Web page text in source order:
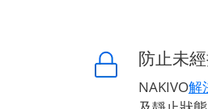
防止未
NAKIVO解